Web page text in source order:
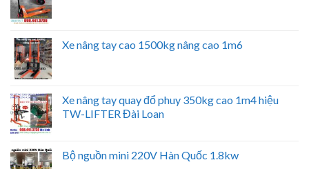
Xe nâng tay cao 1500kg nâng cao 1m6
Xe nâng tay quay đổ phuy 350kg cao 1m4 hiệu
TW-LIFTER Đài Loan
Bộ nguồn mini 220V Hàn Quốc 1.8kw